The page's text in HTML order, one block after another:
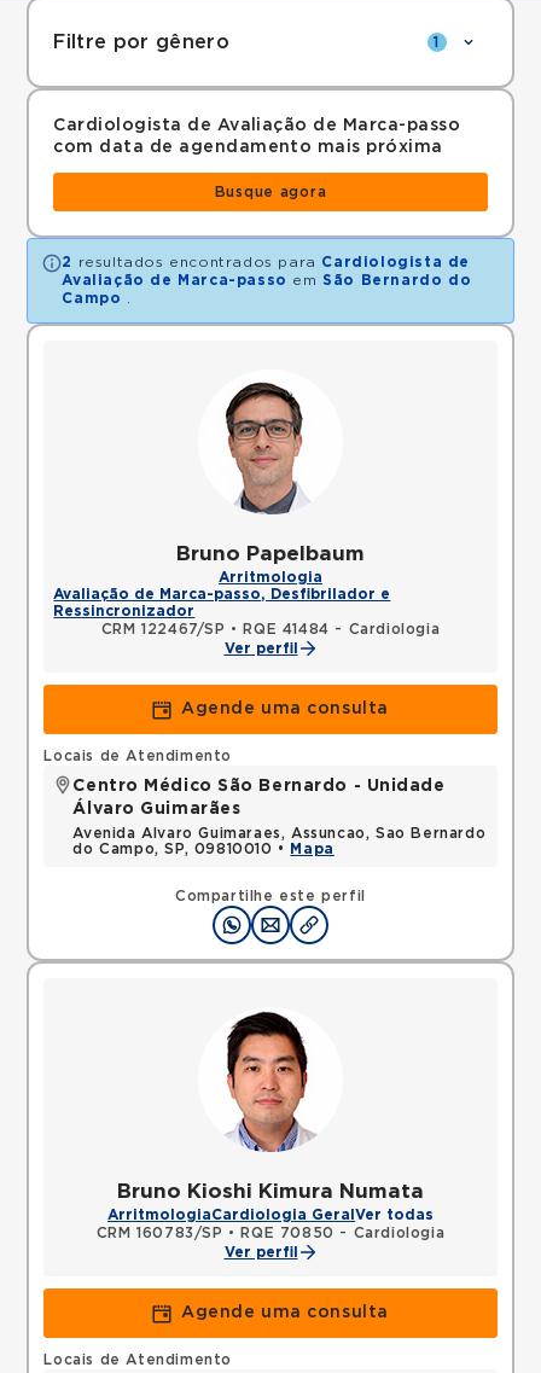
Filtre por gênero 1
Cardiologista de Avaliação de Marca-passo
com data de agendamento mais próxima
Busque agora
2 resultados encontrados para Cardiologista de
Avaliação de Marca-passo em São Bernardo do
Campo
Bruno Papelbaum
Arritmologia
Avaliação de Marca-passo, Desfibrilador e
Ressincronizador
CRM 122467/SP •
RQE 41484 - Cardiologia
Ver perfil
Agende uma consulta
Compartilhe este perfil
Locais de Atendimento
Centro Médico São Bernardo - Unidade
Álvaro Guimarães
Avenida Alvaro Guimaraes, Assuncao, Sao Bernardo
do Campo, SP, 09810010 •
Mapa
Bruno Kioshi Kimura Numata
ArritmologiaCardiologia Geral Ver todas
CRM 160783/SP •
RQE 70850 - Cardiologia
Ver perfil
Agende uma consulta
Locais de Atendimento